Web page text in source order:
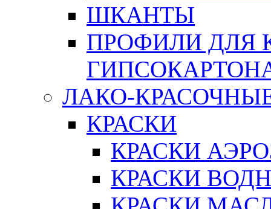
ШКАНТЫ
ПРОФИЛИ ДЛЯ
ЛАКО-
КРАСКИ
КРАСКИ
КРАСКИ